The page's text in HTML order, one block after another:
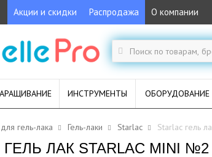
Акции и скидки Распродажа О компании
ИНСТРУМЕНТЫ ОБОРУДОВАНИЕ
гель-лака Гель-лаки Starlac Starlac гель
ГЕЛЬ ЛАК STARLAC MINI